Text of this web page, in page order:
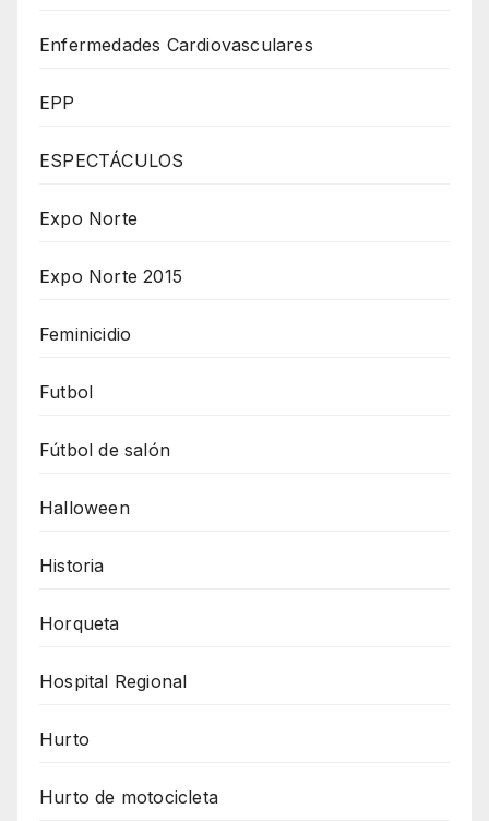
Enfermedades Cardiovasculares
EPP
ESPECTÁCULOS
Expo Norte
Expo Norte 2015
Feminicidio
Futbol
Fútbol de salón
Halloween
Historia
Horqueta
Hospital Regional
Hurto
Hurto de motocicleta